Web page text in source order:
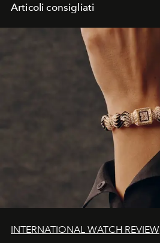
Articoli consigliati
INTERNATIONAL WATCH REVIEW